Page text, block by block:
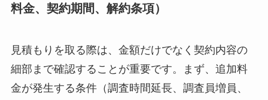
料金、契約期間、解約条項）
見積もりを取る際は、金額だけでなく契約内容の
細部まで確認することが重要です。まず、追加料
金が発生する条件（調査時間延長、調査員増員、